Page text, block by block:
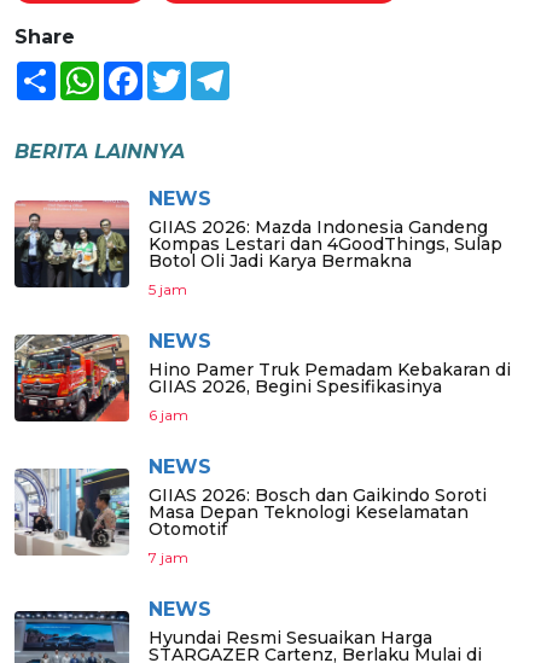
Share
Share WhatsAppFacebook
Twitter
BERITA LAINNYA
NEWS
GIIAS 2026: Mazda Indonesia Gandeng
Kompas Lestari dan 4GoodThings, Sulap
Botol Oli Jadi Karya Bermakna
5 jam
NEWS
Hino Pamer Truk Pemadam Kebakaran di
GIIAS 2026, Begini Spesifikasinya
6 jam
NEWS
GIIAS 2026: Bosch dan Gaikindo Soroti
Masa Depan Teknologi Keselamatan
Otomotif
7 jam
NEWS
Hyundai Resmi Sesuaikan Harga
STARGAZER Cartenz, Berlaku Mulai di